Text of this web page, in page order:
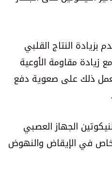
بزيادة النتاج القلبي
زيادة مقاومة الأوعية
ذلك على صعوية دفع
الجهاز العصبي
في الإيقاض والنهوض